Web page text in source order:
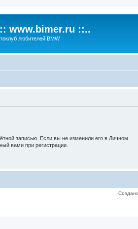
www.bimer.ru ::..
любителей BMW
записью. Если вы не изменили его в Личном
вами при регистрации.